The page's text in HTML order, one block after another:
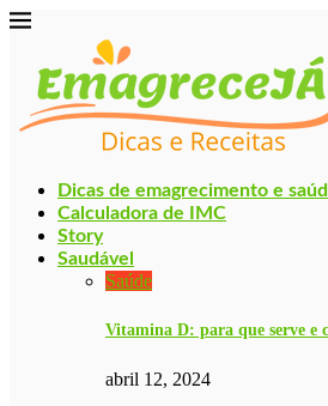
Dicas de emagrecimento e
Calculadora de IMC
Story
Saudável
Saúde
Vitamina D: para que serve e
abril 12, 2024